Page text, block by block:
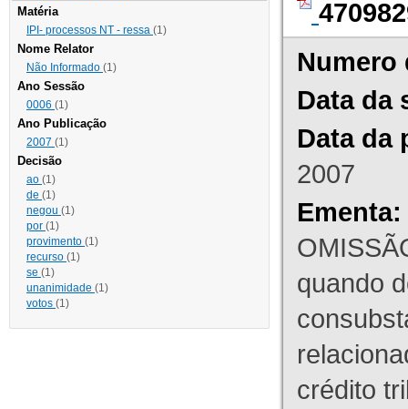
Matéria
IPI- processos NT - ressa (1)
Nome Relator
Não Informado (1)
Ano Sessão
0006 (1)
Ano Publicação
2007 (1)
Decisão
ao (1)
de (1)
negou (1)
por (1)
provimento (1)
recurso (1)
se (1)
unanimidade (1)
votos (1)
Numero
Data da
Data da
2007
Ementa:
quando
crédito